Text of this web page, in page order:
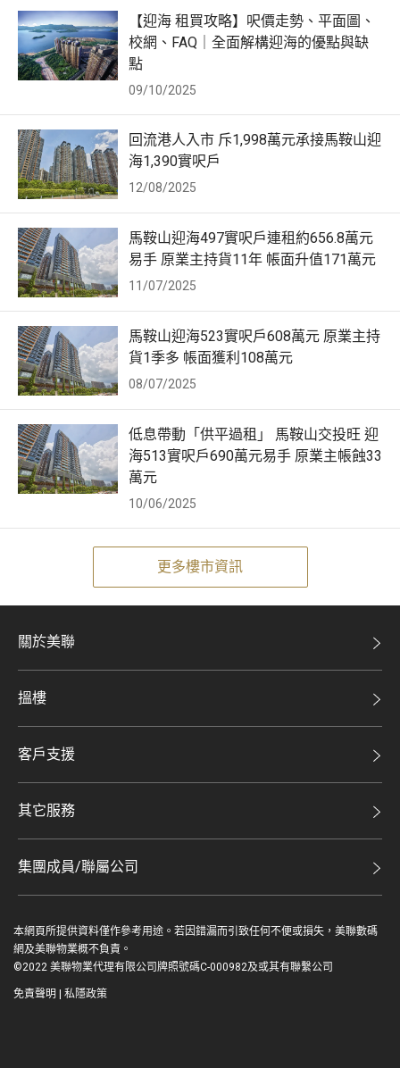
更多樓市資訊
【迎海 租買攻略】呎價走勢、平面圖、
校網、FAQ｜全面解構迎海的優點與缺
點
09/10/2025
回流港人入市 斥1,998萬元承接馬鞍山迎
海1,390實呎戶
12/08/2025
馬鞍山迎海497實呎戶連租約656.8萬元
易手 原業主持貨11年 帳面升值171萬元
11/07/2025
馬鞍山迎海523實呎戶608萬元 原業主持
貨1季多 帳面獲利108萬元
08/07/2025
低息帶動「供平過租」 馬鞍山交投旺 迎
海513實呎戶690萬元易手 原業主帳蝕33
萬元
10/06/2025
關於美聯
美聯集團
集團動態
人才招募
網站地圖
搵樓
二手盤
買賣流程
客戶支援
自助放盤
豪宅分行
查詢熱線
聯絡我們
繳款方式
其它服務
豪宅資訊
美善會
集團成員/聯屬公司
鋑聯控股*
美聯工商舖*
本網頁所提供資料僅作參考用途。若因錯漏而引致任何不便或損失，美聯數碼
網及美聯物業概不負責。
©2022 美聯物業代理有限公司牌照號碼C-000982及或其有聯繫公司
免責聲明 私隱政策